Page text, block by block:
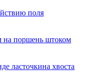
поля
на поршень штоком
ласточкина хвоста